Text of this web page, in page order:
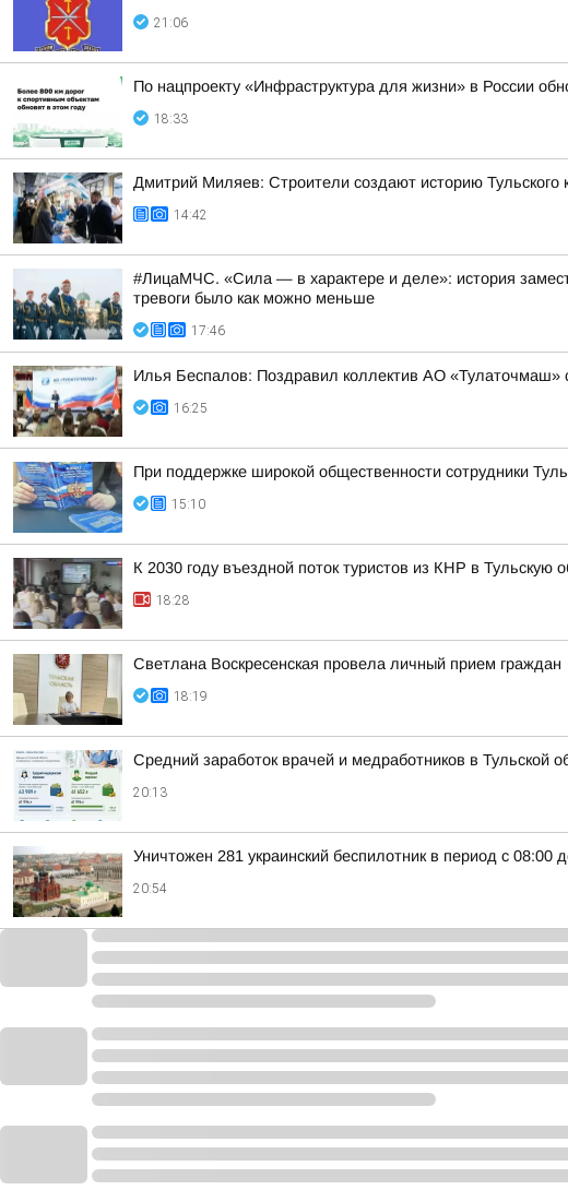
21:06
По нацпроекту «Инфраструктура для жизни» в России
18:33
Дмитрий Миляев: Строители создают историю Тульского
14:42
#ЛицаМЧС. «Сила — в характере и деле»: история
тревоги было как можно меньше
17:46
Илья Беспалов: Поздравил коллектив АО «Тулаточмаш»
16:25
При поддержке широкой общественности сотрудники
15:10
К 2030 году въездной поток туристов из КНР в Тульскую
18:28
Светлана Воскресенская провела личный прием граждан
18:19
Средний заработок врачей и медработников в Тульской
20:13
Уничтожен 281 украинский беспилотник в период с
20:54